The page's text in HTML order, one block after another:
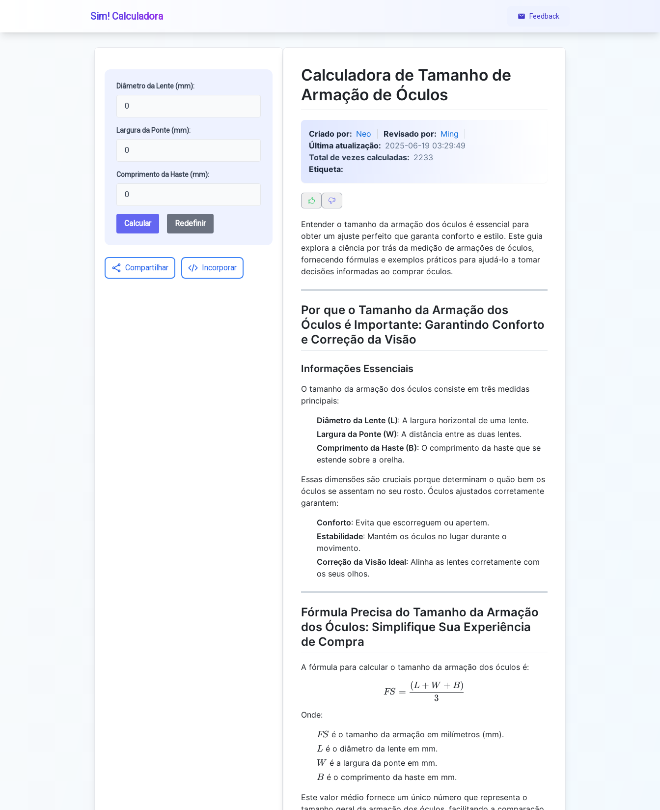
Sim! Calculadora Feedback
Diâmetro da Lente (mm):
Largura da Ponte (mm):
Comprimento da Haste (mm):
Calcular Redefinir
Compartilhar Incorporar
Calculadora de Tamanho de
Armação de Óculos
Criado por: Neo Revisado por: Ming
Última atualização: 2025-06-19 03:29:49
Total de vezes calculadas: 2233
Etiqueta:
Entender o tamanho da armação dos óculos é essencial para
obter um ajuste perfeito que garanta conforto e estilo. Este guia
explora a ciência por trás da medição de armações de óculos,
fornecendo fórmulas e exemplos práticos para ajudá-lo a tomar
decisões informadas ao comprar óculos.
Por que o Tamanho da Armação dos
Óculos é Importante: Garantindo Conforto
e Correção da Visão
Informações Essenciais
O tamanho da armação dos óculos consiste em três medidas
principais:
Diâmetro da Lente (L): A largura horizontal de uma lente.
Largura da Ponte (W): A distância entre as duas lentes.
Comprimento da Haste (B): O comprimento da haste que se
estende sobre a orelha.
Essas dimensões são cruciais porque determinam o quão bem os
óculos se assentam no seu rosto. Óculos ajustados corretamente
garantem:
Conforto: Evita que escorreguem ou apertem.
Estabilidade: Mantém os óculos no lugar durante o
movimento.
Correção da Visão Ideal: Alinha as lentes corretamente com
os seus olhos.
Fórmula Precisa do Tamanho da Armação
dos Óculos: Simplifique Sua Experiência
de Compra
A fórmula para calcular o tamanho da armação dos óculos é:
FS = \frac{(L + W + B)}{3}
FS =
3
(L + W + B)
Onde:
FS
FS é o tamanho da armação em milímetros (mm).
L
L é o diâmetro da lente em mm.
W
W é a largura da ponte em mm.
B
Bé o comprimento da haste em mm.
Este valor médio fornece um único número que representa o